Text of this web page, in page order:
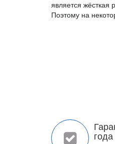
является жёсткая
Поэтому на